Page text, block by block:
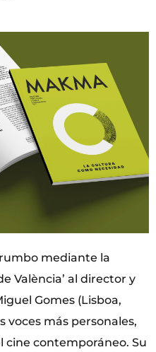
mediante la
València’ al director y
Gomes (Lisboa,
voces más personales,
cine contemporáneo. Su